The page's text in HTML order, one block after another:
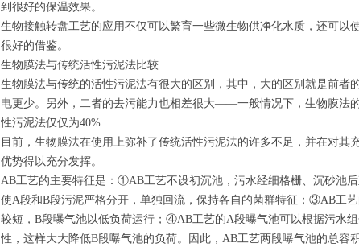
到很好的保温效果。
生物接触转盘工艺的应用不仅可以繁育一些微生物供净化水质，还可以
很好的借鉴。
生物膜法与传统活性污泥法比较
生物膜法与传统的活性污泥法有很大的区别，其中，大的区别就是前者
电更少。另外，二者的去污能力也相差很大——一般情况下，生物膜法
性污泥法仅仅为40%.
目前，生物膜法在使用上弥补了传统活性污泥法的许多不足，并在对其
优势得以充分发挥。
AB工艺的主要特征是：①AB工艺不设初沉池，污水经细格栅、沉砂池
使A段和B段污泥严格分开，单独回流，保持各自的菌群特征；③AB工
较短，B段曝气池以低负荷运行；④AB工艺的A段曝气池可以根据污水
性，这样大大降低B段曝气池的负荷。因此，AB工艺两段曝气池的总